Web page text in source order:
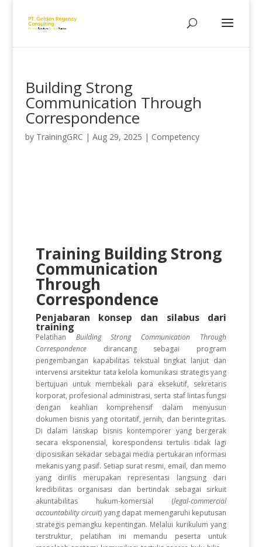
Building Strong
Communication Through
Correspondence
by TrainingGRC | Aug 29, 2025 | Competency
Training Building Strong
Communication
Through
Correspondence
Penjabaran konsep dan silabus dari
training
Pelatihan Building Strong Communication Through
Correspondencedirancang sebagai program
pengembangan kapabilitas tekstual tingkat lanjut dan
intervensi arsitektur tata kelola komunikasi strategis yang
bertujuan untuk membekali para eksekutif, sekretaris
korporat, profesional administrasi, serta staf lintas fungsi
dengan keahlian komprehensif dalam menyusun
dokumen bisnis yang otoritatif, jernih, dan berintegritas.
Di dalam lanskap bisnis kontemporer yang bergerak
secara eksponensial, korespondensi tertulis tidak lagi
diposisikan sekadar sebagai media pertukaran informasi
mekanis yang pasif. Setiap surat resmi, email, dan memo
yang dirilis merupakan representasi langsung dari
kredibilitas organisasi dan bertindak sebagai sirkuit
akuntabilitas hukum-komersial (legal-commercial
accountability circuit) yang dapat memengaruhi keputusan
strategis pemangku kepentingan. Melalui kurikulum yang
terstruktur, pelatihan ini memandu peserta untuk